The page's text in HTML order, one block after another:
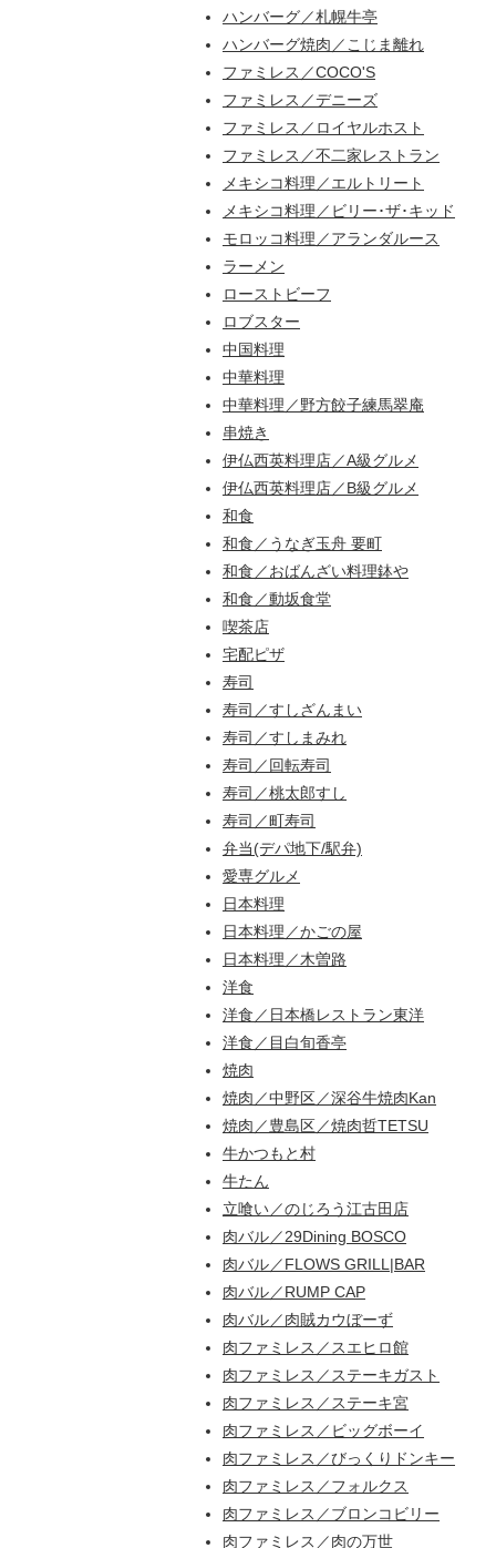
ハンバーグ／札幌牛亭
ハンバーグ焼肉／こじま離れ
ファミレス／COCO'S
ファミレス／デニーズ
ファミレス／ロイヤルホスト
ファミレス／不二家レストラン
メキシコ料理／エルトリート
メキシコ料理／ビリー･ザ･キッド
モロッコ料理／アランダルース
ラーメン
ローストビーフ
ロブスター
中国料理
中華料理
中華料理／野方餃子練馬翠庵
串焼き
伊仏西英料理店／A級グルメ
伊仏西英料理店／B級グルメ
和食
和食／うなぎ玉舟 要町
和食／おばんざい料理鉢や
和食／動坂食堂
喫茶店
宅配ピザ
寿司
寿司／すしざんまい
寿司／すしまみれ
寿司／回転寿司
寿司／桃太郎すし
寿司／町寿司
弁当(デパ地下/駅弁)
愛専グルメ
日本料理
日本料理／かごの屋
日本料理／木曽路
洋食
洋食／日本橋レストラン東洋
洋食／目白旬香亭
焼肉
焼肉／中野区／深谷牛焼肉Kan
焼肉／豊島区／焼肉哲TETSU
牛かつもと村
牛たん
立喰い／のじろう江古田店
肉バル／29Dining BOSCO
肉バル／FLOWS GRILL|BAR
肉バル／RUMP CAP
肉バル／肉賊カウぼーず
肉ファミレス／スエヒロ館
肉ファミレス／ステーキガスト
肉ファミレス／ステーキ宮
肉ファミレス／ビッグボーイ
肉ファミレス／びっくりドンキー
肉ファミレス／フォルクス
肉ファミレス／ブロンコビリー
肉ファミレス／肉の万世